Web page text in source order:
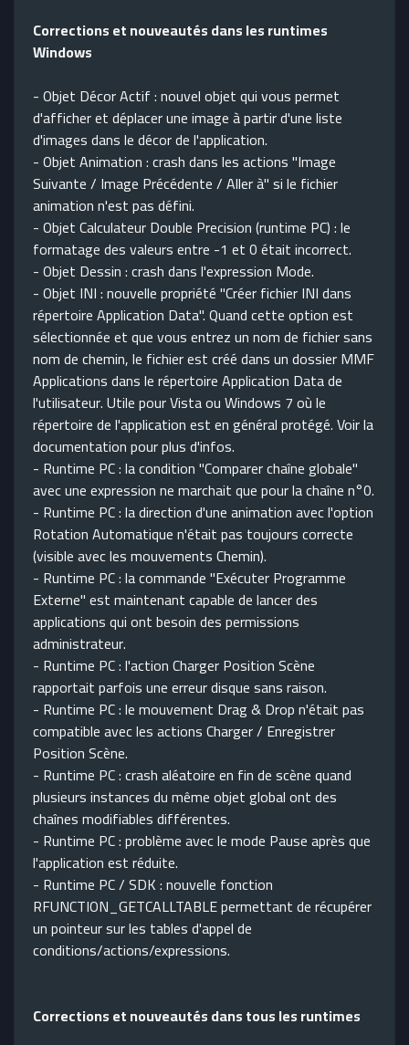
Corrections et nouveautés dans les runtimes
Windows
- Objet Décor Actif : nouvel objet qui vous permet
d'afficher et déplacer une image à partir d'une liste
d'images dans le décor de l'application.
- Objet Animation : crash dans les actions "Image
Suivante / Image Précédente / Aller à" si le fichier
animation n'est pas défini.
- Objet Calculateur Double Precision (runtime PC) : le
formatage des valeurs entre -1 et 0 était incorrect.
- Objet Dessin : crash dans l'expression Mode.
- Objet INI : nouvelle propriété "Créer fichier INI dans
répertoire Application Data". Quand cette option est
sélectionnée et que vous entrez un nom de fichier sans
nom de chemin, le fichier est créé dans un dossier MMF
Applications dans le répertoire Application Data de
l'utilisateur. Utile pour Vista ou Windows 7 où le
répertoire de l'application est en général protégé. Voir la
documentation pour plus d'infos.
- Runtime PC : la condition "Comparer chaîne globale"
avec une expression ne marchait que pour la chaîne n°0.
- Runtime PC : la direction d'une animation avec l'option
Rotation Automatique n'était pas toujours correcte
(visible avec les mouvements Chemin).
- Runtime PC : la commande "Exécuter Programme
Externe" est maintenant capable de lancer des
applications qui ont besoin des permissions
administrateur.
- Runtime PC : l'action Charger Position Scène
rapportait parfois une erreur disque sans raison.
- Runtime PC : le mouvement Drag & Drop n'était pas
compatible avec les actions Charger / Enregistrer
Position Scène.
- Runtime PC : crash aléatoire en fin de scène quand
plusieurs instances du même objet global ont des
chaînes modifiables différentes.
- Runtime PC : problème avec le mode Pause après que
l'application est réduite.
- Runtime PC / SDK : nouvelle fonction
RFUNCTION_GETCALLTABLE permettant de récupérer
un pointeur sur les tables d'appel de
conditions/actions/expressions.
Corrections et nouveautés dans tous les runtimes